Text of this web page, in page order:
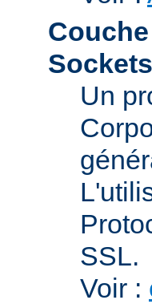
Un
SSL.
Voir :